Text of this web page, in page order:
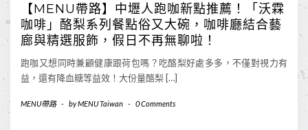
【MENU帶路】中壢人跑咖新點推薦！「沃霖
咖啡」酪梨系列餐點俗又大碗，咖啡廳結合藝
廊與精選服飾，假日不再無聊啦！
跑咖又想同時兼顧健康跟荷包嗎？吃酪梨好處多多，不僅對視力有
益，還有降血糖等益效！大份量酪梨 […]
MENU帶路 - byMENU Taiwan - 0 Comments